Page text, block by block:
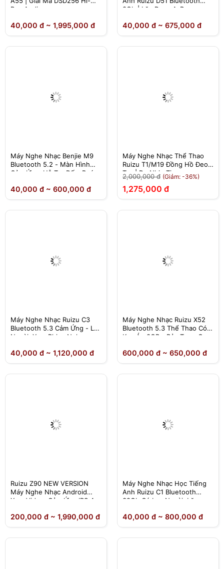
Res Audio
40,000 đ ~ 1,995,000 đ
8Gb | Lặp Đoạn A-B
40,000 đ ~ 675,000 đ
Máy Nghe Nhạc Benjie M9
Bluetooth 5.2 - Màn Hình
Cảm Ứng, Hỗ Trợ Đếm Bước
Phối
40,000 đ ~ 600,000 đ
Máy Nghe Nhạc Thể Thao
Ruizu T1/M19 Đồng Hồ Đeo
Tay | Đo Nhịp Tim
2,000,000 đ (Giảm: -36%)
1,275,000 đ
Máy Nghe Nhạc Ruizu C3
Bluetooth 5.3 Cảm Ứng - Loa
Ngoài, Xem Phim, Nghe
40,000 đ ~ 1,120,000 đ
Máy Nghe Nhạc Ruizu X52
Bluetooth 5.3 Thể Thao Có
Kẹp Áo 8GB - Bản Type-C
600,000 đ ~ 650,000 đ
Ruizu Z90 NEW VERSION
Máy Nghe Nhạc Android
Xem Video ,Cảm Ứng IPS 4
Bluetooth 5.2, Wifi
200,000 đ ~ 1,990,000 đ
Máy Nghe Nhạc Học Tiếng
Anh Ruizu C1 Bluetooth
32Gb Có Loa Ngoài, Lặp
40,000 đ ~ 800,000 đ